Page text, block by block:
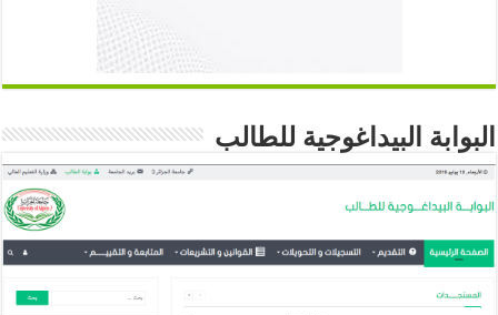
البوابة البيداغوجية للطالب